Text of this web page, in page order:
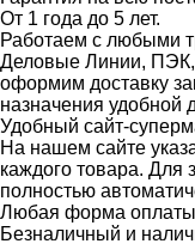
От 1 года до 5 лет.
Работаем с любыми
Деловые Линии, ПЭК,
оформим доставку
назначения удобной
Удобный сайт-
На нашем сайте
каждого товара. Для
полностью
Любая форма
Безналичный и